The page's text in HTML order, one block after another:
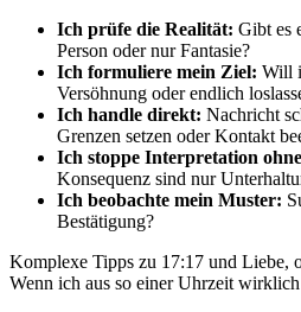
Ich prüfe die Realität: Gibt es
Person oder nur Fantasie?
Ich formuliere mein Ziel: Will
Versöhnung oder endlich
Ich handle direkt: Nachricht
Grenzen setzen oder Kontakt
Ich stoppe Interpretation
Konsequenz sind nur
Ich beobachte mein Muster:
Bestätigung?
Komplexe Tipps zu 17:17 und Liebe,
Wenn ich aus so einer Uhrzeit